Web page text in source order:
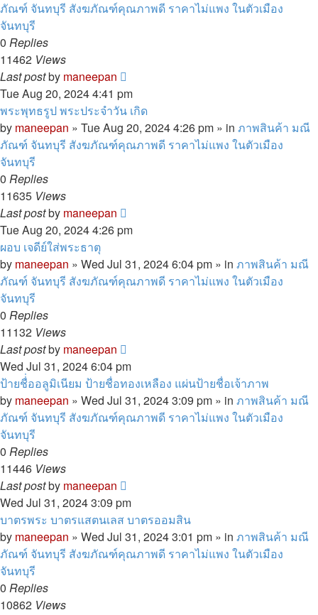
ภัณฑ์ จันทบุรี สังฆภัณฑ์คุณภาพดี ราคาไม่แพง ในตัวเมือง
จันทบุรี
0 Replies
11462 Views
Last postby maneepan
Tue Aug 20, 2024 4:41 pm
พระพุทธรูป พระประจำวัน เกิด
by maneepan » Tue Aug 20, 2024 4:26 pm » in ภาพสินค้า มณี
ภัณฑ์ จันทบุรี สังฆภัณฑ์คุณภาพดี ราคาไม่แพง ในตัวเมือง
จันทบุรี
0 Replies
11635 Views
Last postby maneepan
Tue Aug 20, 2024 4:26 pm
ผอบ เจดีย์ใส่พระธาตุ
by maneepan » Wed Jul 31, 2024 6:04 pm » in ภาพสินค้า มณี
ภัณฑ์ จันทบุรี สังฆภัณฑ์คุณภาพดี ราคาไม่แพง ในตัวเมือง
จันทบุรี
0 Replies
11132 Views
Last postby maneepan
Wed Jul 31, 2024 6:04 pm
ป้ายชื่่ออลูมิเนียม ป้ายชื่อทองเหลือง แผ่นป้ายชื่อเจ้าภาพ
by maneepan » Wed Jul 31, 2024 3:09 pm » in ภาพสินค้า มณี
ภัณฑ์ จันทบุรี สังฆภัณฑ์คุณภาพดี ราคาไม่แพง ในตัวเมือง
จันทบุรี
0 Replies
11446 Views
Last postby maneepan
Wed Jul 31, 2024 3:09 pm
บาตรพระ บาตรแสตนเลส บาตรออมสิน
by maneepan » Wed Jul 31, 2024 3:01 pm » in ภาพสินค้า มณี
ภัณฑ์ จันทบุรี สังฆภัณฑ์คุณภาพดี ราคาไม่แพง ในตัวเมือง
จันทบุรี
0 Replies
10862 Views